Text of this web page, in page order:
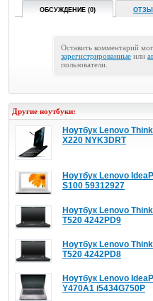
ОБСУЖДЕНИЕ (0)
Оставить комментарий
зарегистрированные или
пользователи.
Другие ноутбуки:
Ноутбук Lenovo
X220 NYK3DRT
Ноутбук Lenovo
S100 59312927
Ноутбук Lenovo
T520 4242PD9
Ноутбук Lenovo
T520 4242PD8
Ноутбук Lenovo
Y470A1 i5434G750P